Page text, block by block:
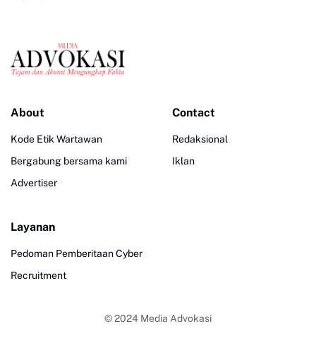
About
Kode Etik Wartawan
Bergabung bersama kami
Advertiser
Contact
Redaksional
Iklan
Layanan
Pedoman Pemberitaan Cyber
Recruitment
© 2024 Media Advokasi